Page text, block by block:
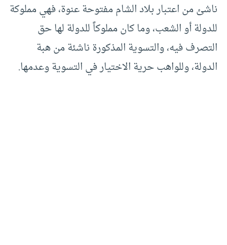
ناشئ من اعتبار بلاد الشام مفتوحة عنوة، فهي مملوكة
للدولة أو الشعب، وما كان مملوكاً للدولة لها حق
التصرف فيه، والتسوية المذكورة ناشئة من هبة
الدولة، وللواهب حرية الاختيار في التسوية وعدمها.